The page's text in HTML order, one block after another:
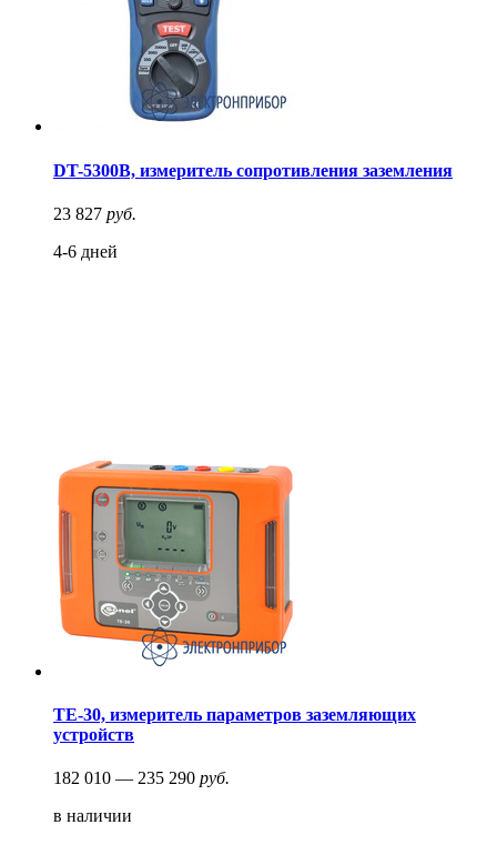
DT-5300B, измеритель сопротивления заземления
23 827 руб.
4-6 дней
ТЕ-30, измеритель параметров заземляющих
устройств
182 010 — 235 290 руб.
в наличии